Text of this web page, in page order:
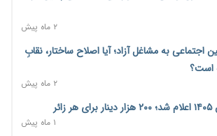
۱ روز پیش
مانع بزرگ خانه‌دار شدن مستأجران
مرزهای زمینی به راهبرد تأمین کالاهای
۱ روز پیش
۲ ماه پیش
به مشاغل آزاد؛ آیا اصلاح ساختار، نقابِ
است؟
۲ ماه پیش
۱ ماه پیش